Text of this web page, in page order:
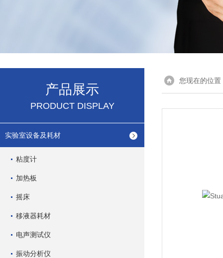
产品展示
PRODUCT DISPLAY
实验室设备及耗材
粘度计
加热板
摇床
移液器耗材
电声测试仪
振动分析仪
您现在的位置